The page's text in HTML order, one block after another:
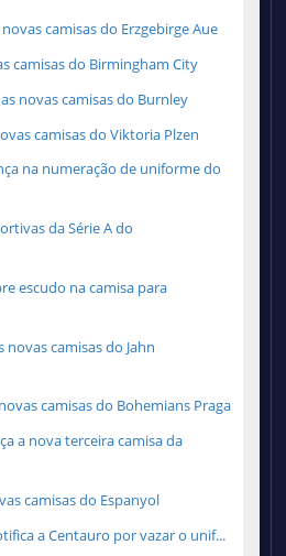
camisas do Erzgebirge Aue
camisas do Birmingham City
novas camisas do Burnley
camisas do Viktoria Plzen
na numeração de uniforme do
da Série A do
escudo na camisa para
novas camisas do Jahn
camisas do Bohemians Praga
a nova terceira camisa da
camisas do Espanyol
a Centauro por vazar o unif...